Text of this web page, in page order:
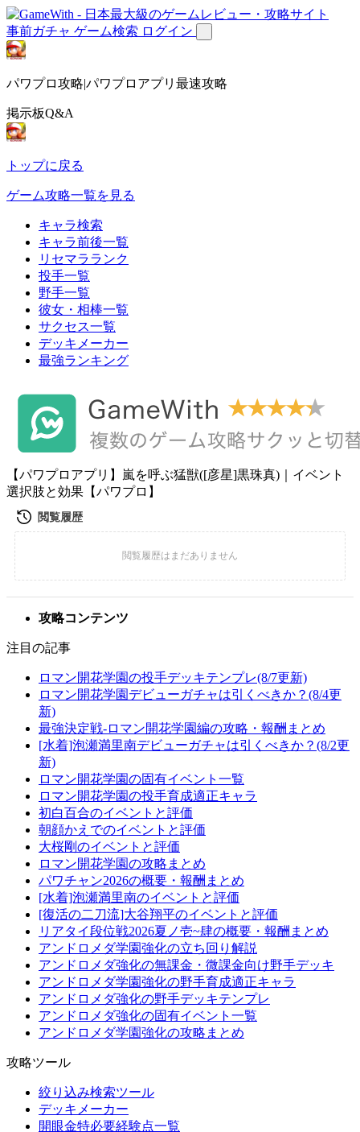
事前ガチャ ゲーム検索 ログイン
パワプロ攻略|パワプロアプリ最速攻略
掲示板Q&A
トップに戻る
ゲーム攻略一覧を見る
キャラ検索
キャラ前後一覧
リセマラランク
投手一覧
野手一覧
彼女・相棒一覧
サクセス一覧
デッキメーカー
最強ランキング
【パワプロアプリ】嵐を呼ぶ猛獣([彦星]黒珠真)｜イベント
選択肢と効果【パワプロ】
攻略コンテンツ
注目の記事
ロマン開花学園の投手デッキテンプレ(8/7更新)
ロマン開花学園デビューガチャは引くべきか？(8/4更
新)
最強決定戦-ロマン開花学園編の攻略・報酬まとめ
[水着]泡瀬満里南デビューガチャは引くべきか？(8/2更
新)
ロマン開花学園の固有イベント一覧
ロマン開花学園の投手育成適正キャラ
初白百合のイベントと評価
朝顔かえでのイベントと評価
大桜剛のイベントと評価
ロマン開花学園の攻略まとめ
パワチャン2026の概要・報酬まとめ
[水着]泡瀬満里南のイベントと評価
[復活の二刀流]大谷翔平のイベントと評価
リアタイ段位戦2026夏ノ壱~肆の概要・報酬まとめ
アンドロメダ学園強化の立ち回り解説
アンドロメダ強化の無課金・微課金向け野手デッキ
アンドロメダ学園強化の野手育成適正キャラ
アンドロメダ強化の野手デッキテンプレ
アンドロメダ強化の固有イベント一覧
アンドロメダ学園強化の攻略まとめ
攻略ツール
絞り込み検索ツール
デッキメーカー
開眼金特必要経験点一覧